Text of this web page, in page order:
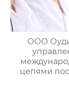
ООО
цепями